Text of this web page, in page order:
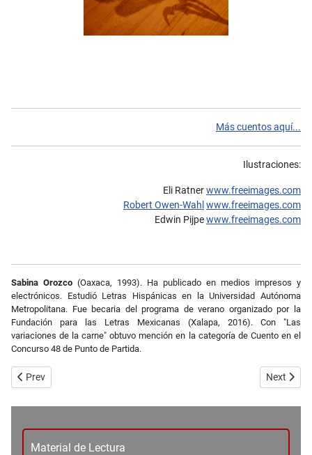
Material de Lectura
Más cuentos aquí...
Ilustraciones:
Eli Ratnerwww.freeimages.com
Robert Owen-Wahl www.freeimages.com
Edwin Pijpewww.freeimages.com
Sabina Orozco (Oaxaca, 1993). Ha publicado en medios impresos y
electrónicos. Estudió Letras Hispánicas en la Universidad Autónoma
Metropolitana. Fue becaria del programa de verano organizado por la
Fundación para las Letras Mexicanas (Xalapa, 2016). Con "Las
variaciones de la carne" obtuvo mención en la categoría de Cuento en el
Concurso 48 de Punto de Partida.
Previous article: No. 70-71 - Traducción -¿Por qué los
Prev Next
Next